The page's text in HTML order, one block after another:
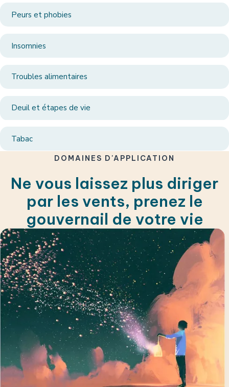
Peurs et phobies
Insomnies
Troubles alimentaires
Deuil et étapes de vie
Tabac
DOMAINES D'APPLICATION
Ne vous laissez plus diriger
par les vents, prenez le
gouvernail de votre vie